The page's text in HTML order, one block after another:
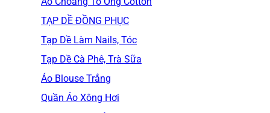
TẠP DỀ ĐỒNG PHỤC
Tạp Dề Làm Nails, Tóc
Tạp Dề Cà Phê, Trà Sữa
Áo Blouse Trắng
Quần Áo Xông Hơi